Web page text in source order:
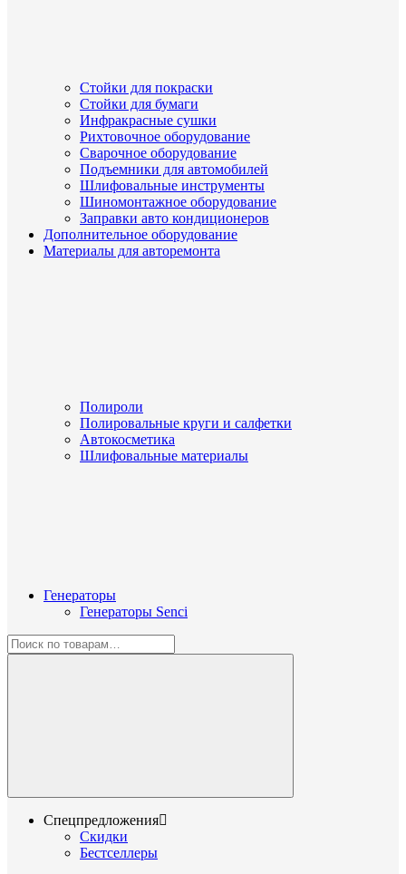
Стойки для покраски
Стойки для бумаги
Инфракрасные сушки
Рихтовочное оборудование
Сварочное оборудование
Подъемники для автомобилей
Шлифовальные инструменты
Шиномонтажное оборудование
Заправки авто кондиционеров
Дополнительное оборудование
Материалы для авторемонта
Полироли
Полировальные круги и салфетки
Автокосметика
Шлифовальные материалы
Генераторы
Генераторы Senci
Спецпредложения
Скидки
Бестселлеры